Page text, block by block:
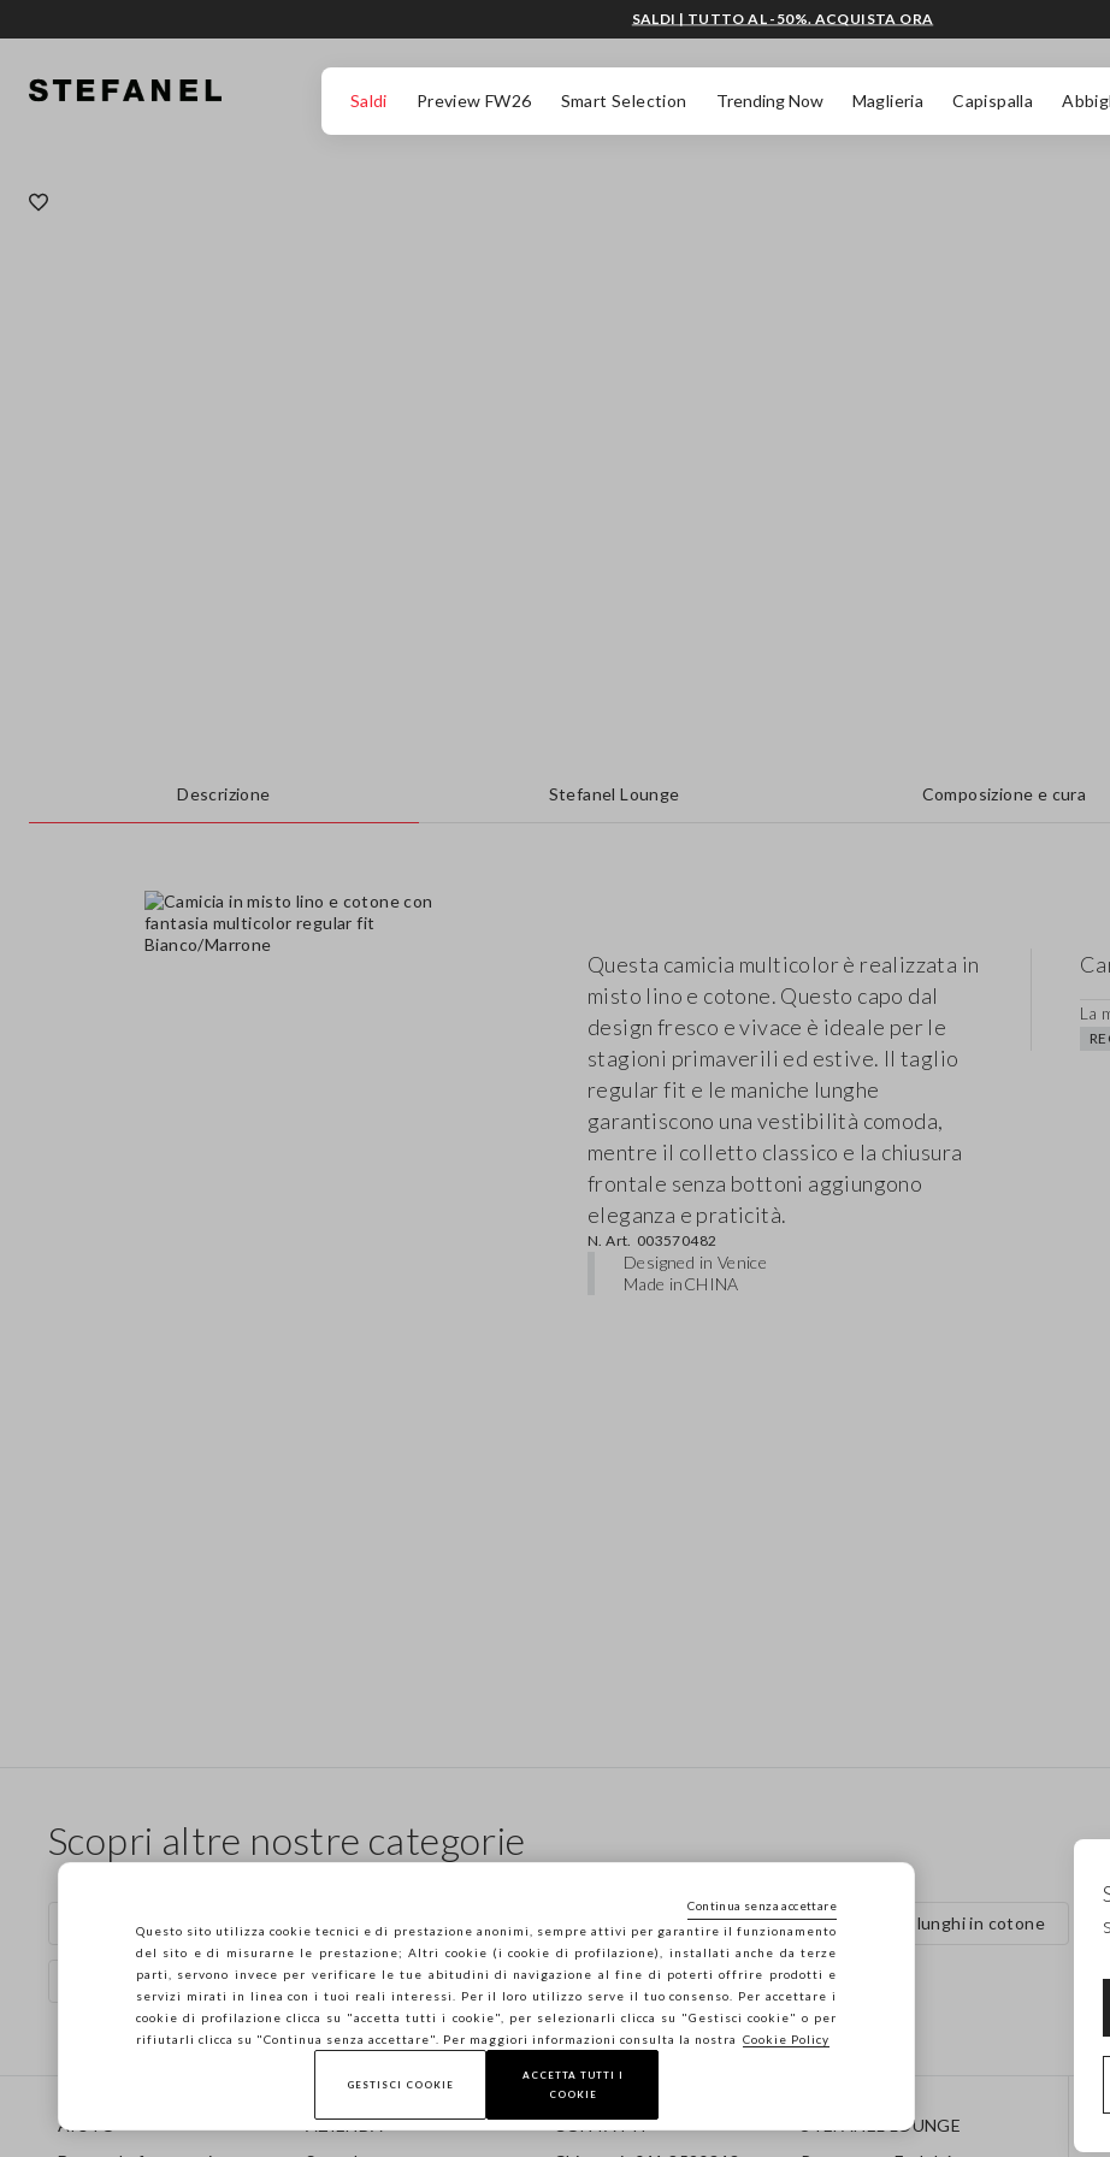
Saldi Preview FW26 Smart Selection Trending Now Maglieria Capispalla
SALDI | TUTTO AL -50%. ACQUISTA ORA
Descrizione Stefanel Lounge Composizione e cura
Questa camicia multicolor è realizzata in
misto lino e cotone. Questo capo dal
design fresco e vivace è ideale per le
stagioni primaverili ed estive. Il taglio
regular fit e le maniche lunghe
garantiscono una vestibilità comoda,
mentre il colletto classico e la chiusura
frontale senza bottoni aggiungono
eleganza e praticità.
N. Art. 003570482
Designed in Venice
Made inCHINA
La
Scopri altre nostre categorie
Maglie di cotone Vestiti in cotone Maglie in lino Abiti lunghi in cotone
Abiti da donna in cotone Camicie satinate da donna Camicie da donna fantasia
AIUTO
AZIENDA
CONTATTI
STEFANEL LOUNGE
Questo sito utilizza cookie tecnici e di prestazione anonimi, sempre attivi per garantire il funzionamento
del sito e di misurarne le prestazione; Altri cookie (i cookie di profilazione), installati anche da terze
parti, servono invece per verificare le tue abitudini di navigazione al fine di poterti offrire prodotti e
servizi mirati in linea con i tuoi reali interessi. Per il loro utilizzo serve il tuo consenso. Per accettare i
cookie di profilazione clicca su "accetta tutti i cookie", per selezionarli clicca su "Gestisci cookie" o per
rifiutarli clicca su "Continua senza accettare". Per maggiori informazioni consulta la nostra Cookie Policy
GESTISCI COOKIE
ACCETTA TUTTI I
COOKIE
Continua senza accettare